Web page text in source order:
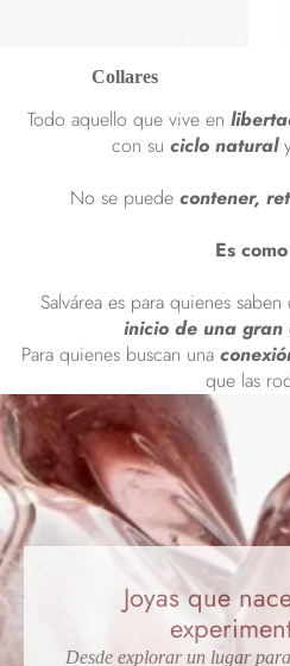
Collares
Todo aquello que vive en
con su ciclo natural
No se puede contener,
Es
Salvárea es para quienes
inicio de una gran
Para quienes buscan una
que las
Joyas que
Desde explorar un lugar